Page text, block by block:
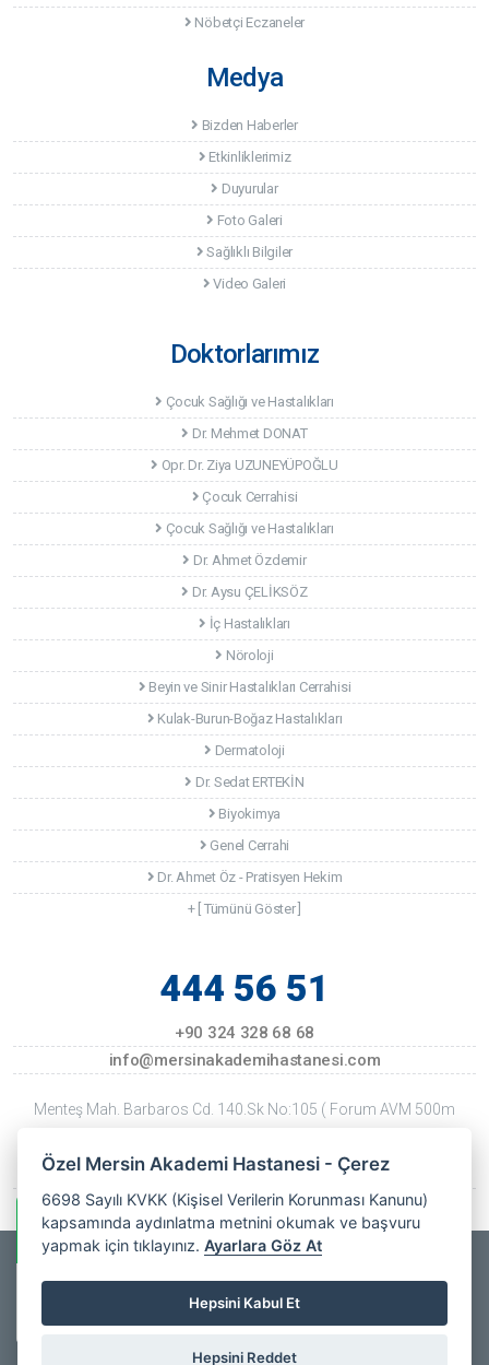
Whatsapp Bilgi Hattı
Online
Nöbetçi Eczaneler
Medya
Bizden Haberler
Etkinliklerimiz
Duyurular
Foto Galeri
Sağlıklı Bilgiler
Video Galeri
Doktorlarımız
Çocuk Sağlığı ve Hastalıkları
Dr. Mehmet DONAT
Opr. Dr. Ziya UZUNEYÜPOĞLU
Çocuk Cerrahisi
Çocuk Sağlığı ve Hastalıkları
Dr. Ahmet Özdemir
Dr. Aysu ÇELİKSÖZ
İç Hastalıkları
Nöroloji
Beyin ve Sinir Hastalıkları Cerrahisi
Kulak-Burun-Boğaz Hastalıkları
Dermatoloji
Dr. Sedat ERTEKİN
Biyokimya
Genel Cerrahi
Dr. Ahmet Öz - Pratisyen Hekim
+ [ Tümünü Göster ]
444 56 51
+90 324 328 68 68
info@mersinakademihastanesi.com
Menteş Mah. Barbaros Cd. 140.Sk No:105 ( Forum AVM 500m
Son Güncellenme Tarihi: 22 Temmuz 2026 Çarşamba
Copyrights © 2025Özel Mersin Akademi Hastanesi- All Rights
Reserved. |Web Tasarım
Özel Mersin Akademi Hastanesi - Çerez
6698 Sayılı KVKK (Kişisel Verilerin Korunması Kanunu)
kapsamında aydınlatma metnini okumak ve başvuru
yapmak için tıklayınız.Ayarlara Göz At
Hepsini Kabul Et
Hepsini Reddet